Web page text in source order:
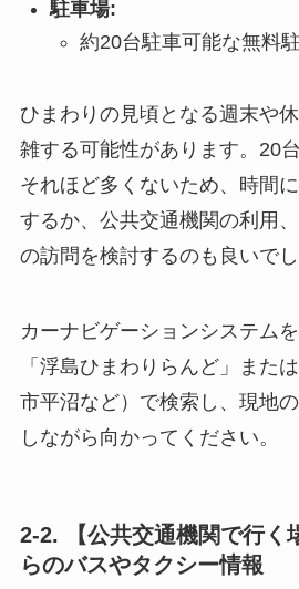
駐車場:
約20台駐車可能な無料
ひまわりの見頃となる週末や
雑する可能性があります。20
それほど多くないため、時間
するか、公共交通機関の利用
の訪問を検討するのも良いでし
カーナビゲーションシステム
「浮島ひまわりらんど」また
市平沼など）で検索し、現地
しながら向かってください。
2-2. 【公共交通機関で行く
らのバスやタクシー情報